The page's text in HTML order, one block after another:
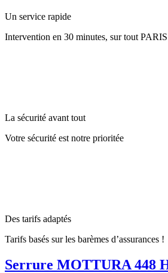
Un service rapide
Intervention en 30 minutes, sur tout PARIS
La sécurité avant tout
Votre sécurité est notre prioritée
Des tarifs adaptés
Tarifs basés sur les barèmes d’assurances !
Serrure MOTTURA 448